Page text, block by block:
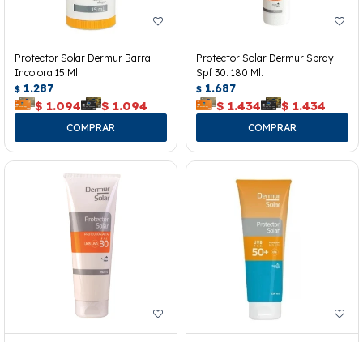
Protector Solar Dermur Barra
Incolora 15 Ml.
$ 1.287
$ 1.094 $ 1.094
Protector Solar Dermur Spray
Spf 30. 180 Ml.
$ 1.687
$ 1.434 $ 1.434